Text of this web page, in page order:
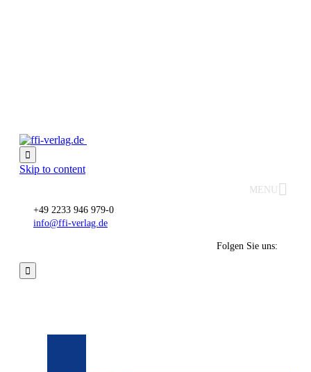

Skip to content
MENU
+49 2233 946 979-0
info@ffi-verlag.de
Folgen Sie uns:
